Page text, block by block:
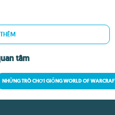
tâm
NHỮNG TRÒ CHƠI GIỐNG WORLD OF